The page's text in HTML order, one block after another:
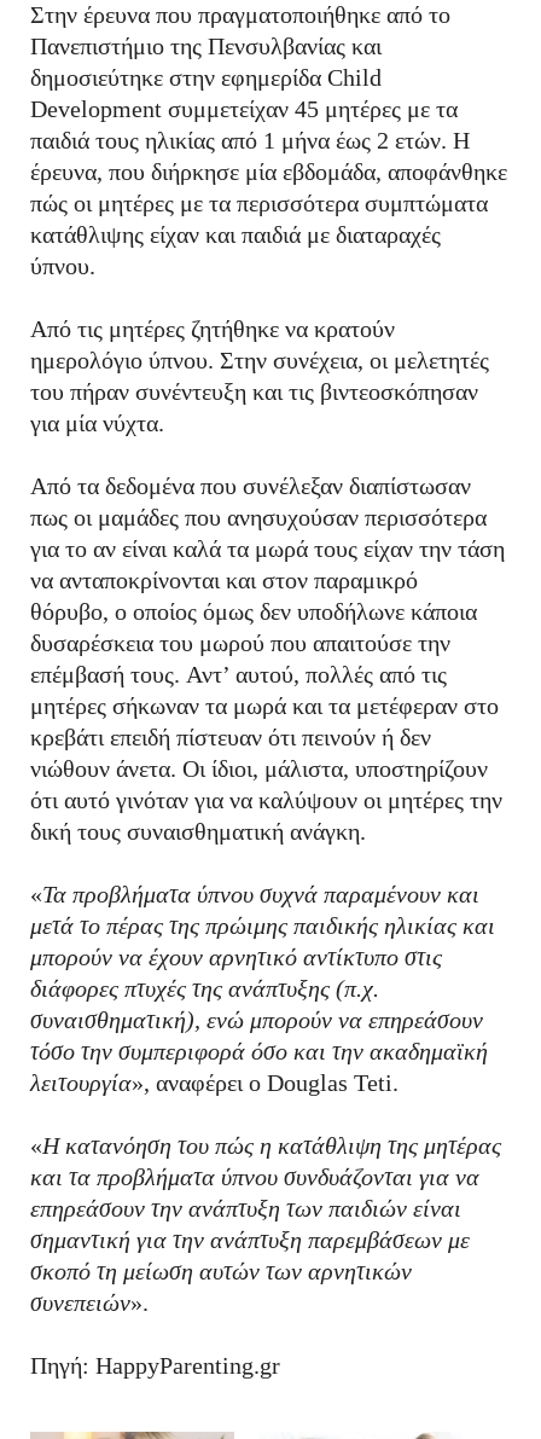
Στην έρευνα που πραγματοποιήθηκε από το
Πανεπιστήμιο της Πενσυλβανίας και
δημοσιεύτηκε στην εφημερίδα Child
Development συμμετείχαν 45 μητέρες με τα
παιδιά τους ηλικίας από 1 μήνα έως 2 ετών. Η
έρευνα, που διήρκησε μία εβδομάδα, αποφάνθηκε
πώς οι μητέρες με τα περισσότερα συμπτώματα
κατάθλιψης είχαν και παιδιά με διαταραχές
ύπνου.
Από τις μητέρες ζητήθηκε να κρατούν
ημερολόγιο ύπνου. Στην συνέχεια, οι μελετητές
του πήραν συνέντευξη και τις βιντεοσκόπησαν
για μία νύχτα.
Από τα δεδομένα που συνέλεξαν διαπίστωσαν
πως οι μαμάδες που ανησυχούσαν περισσότερα
για το αν είναι καλά τα μωρά τους είχαν την τάση
να ανταποκρίνονται και στον παραμικρό
θόρυβο, ο οποίος όμως δεν υποδήλωνε κάποια
δυσαρέσκεια του μωρού που απαιτούσε την
επέμβασή τους. Αντ’ αυτού, πολλές από τις
μητέρες σήκωναν τα μωρά και τα μετέφεραν στο
κρεβάτι επειδή πίστευαν ότι πεινούν ή δεν
νιώθουν άνετα. Οι ίδιοι, μάλιστα, υποστηρίζουν
ότι αυτό γινόταν για να καλύψουν οι μητέρες την
δική τους συναισθηματική ανάγκη.
«Τα προβλήματα ύπνου συχνά παραμένουν και
μετά το πέρας της πρώιμης παιδικής ηλικίας και
μπορούν να έχουν αρνητικό αντίκτυπο στις
διάφορες πτυχές της ανάπτυξης (π.χ.
συναισθηματική), ενώ μπορούν να επηρεάσουν
τόσο την συμπεριφορά όσο και την ακαδημαϊκή
λειτουργία», αναφέρει ο Douglas Teti.
«Η κατανόηση του πώς η κατάθλιψη της μητέρας
και τα προβλήματα ύπνου συνδυάζονται για να
επηρεάσουν την ανάπτυξη των παιδιών είναι
σημαντική για την ανάπτυξη παρεμβάσεων με
σκοπό τη μείωση αυτών των αρνητικών
συνεπειών».
Πηγή: HappyParenting.gr